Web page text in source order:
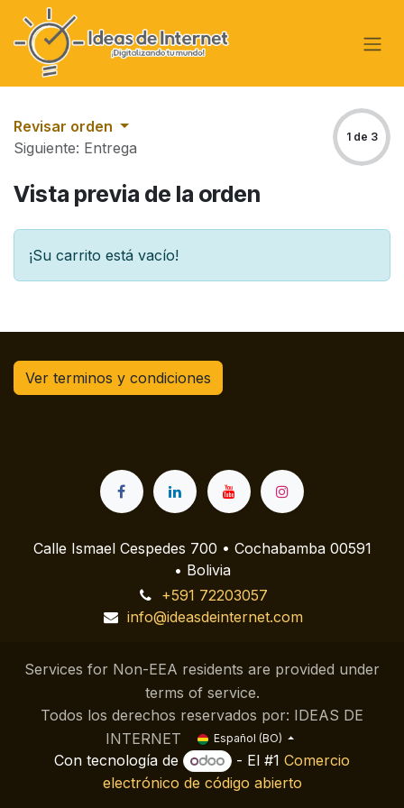
Ir al contenido
Revisar orden
Siguiente: Entrega
1 de 3
Vista previa de la orden
¡Su carrito está vacío!
Ver terminos y condiciones
Calle Ismael Cespedes 700 • Cochabamba 00591
• Bolivia
+591 72203057
info@ideasdeinternet.com
Services for Non-EEA residents are provided under
terms of service.
Todos los derechos reservados por: IDEAS DE
INTERNET
Español (BO)
Con tecnología de - El #1Comercio
electrónico de código abierto